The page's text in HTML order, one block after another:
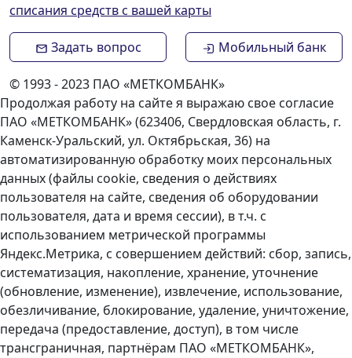
списания средств с вашей карты
Задать вопрос Мобильный банк
© 1993 - 2023 ПАО «МЕТКОМБАНК»
Продолжая работу на сайте я выражаю свое согласие
ПАО «МЕТКОМБАНК» (623406, Свердловская область, г.
Каменск-Уральский, ул. Октябрьская, 36) на
автоматизированную обработку моих персональных
данных (файлы cookie, сведения о действиях
пользователя на сайте, сведения об оборудовании
пользователя, дата и время сессии), в т.ч. с
использованием метрической программы
Яндекс.Метрика, с совершением действий: сбор, запись,
систематизация, накопление, хранение, уточнение
(обновление, изменение), извлечение, использование,
обезличивание, блокирование, удаление, уничтожение,
передача (предоставление, доступ), в том числе
трансграничная, партнёрам ПАО «МЕТКОМБАНК»,